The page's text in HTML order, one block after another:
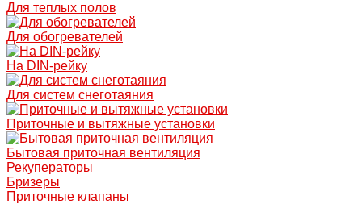
Для теплых полов
Для обогревателей
На DIN-рейку
Для систем снеготаяния
Приточные и вытяжные установки
Бытовая приточная вентиляция
Рекуператоры
Бризеры
Приточные клапаны